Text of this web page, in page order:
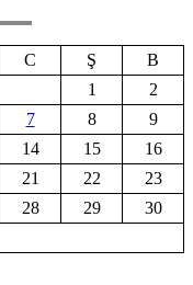
C Ş
B
1
2
7 8
9
14 15
16
21 22
23
28 29
30